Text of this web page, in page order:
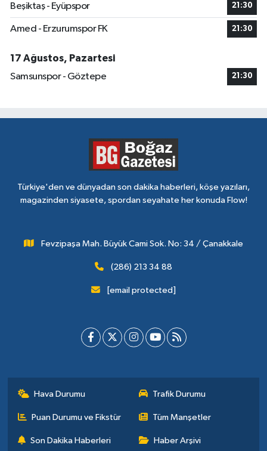
Beşiktaş - Eyüpspor 21:30
Amed - Erzurumspor FK 21:30
17 Ağustos, Pazartesi
Samsunspor - Göztepe
21:30
Türkiye'den ve dünyadan son dakika haberleri, köşe yazıları,
magazinden siyasete, spordan seyahate her konuda Flow!
Fevzipaşa Mah. Büyük Cami Sok. No: 34 / Çanakkale
(286) 213 34 88
[email protected]
Hava Durumu Trafik Durumu
Puan Durumu ve Fikstür Tüm Manşetler
Son Dakika Haberleri Haber Arşivi